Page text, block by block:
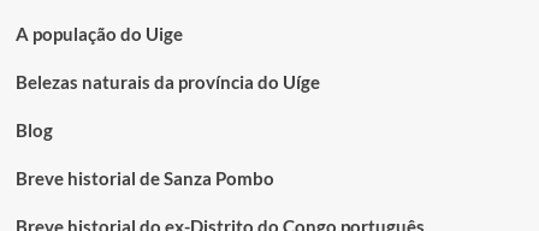
clama
Manuel
A população do Uige
Belezas naturais da província do Uíge
Blog
Breve historial de Sanza Pombo
Breve historial do ex-Distrito do Congo português